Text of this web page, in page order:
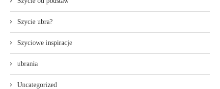
Szycie ubra?
Szyciowe inspiracje
ubrania
Uncategorized